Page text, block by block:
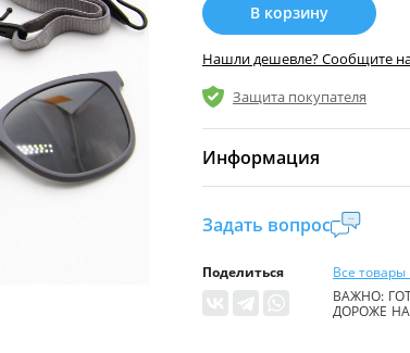
В корзину
Нашли дешевле? Сообщите
Защита покупателя
Информация
21 %
Уровень доступа:0
* Общие условия
Задать вопрос
Поделиться
Все товары
ВАЖНО:
ДОРОЖЕ НА